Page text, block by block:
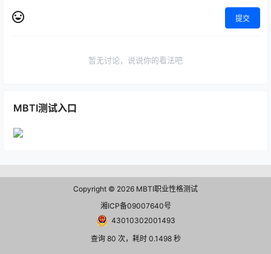
提交
暂无讨论，说说你的看法吧
MBTI测试入口
Copyright © 2026 MBTI职业性格测试
湘ICP备09007640号
43010302001493
查询 80 次，耗时 0.1498 秒